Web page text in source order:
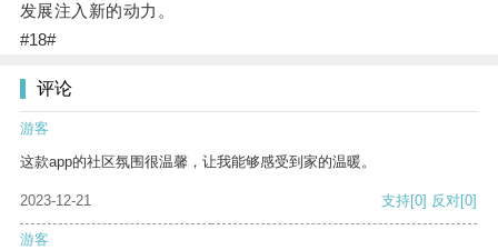
发展注入新的动力。
#18#
评论
游客
这款app的社区氛围很温馨，让我能够感受到家的温暖。
2023-12-21 支持[0] 反对[0]
游客